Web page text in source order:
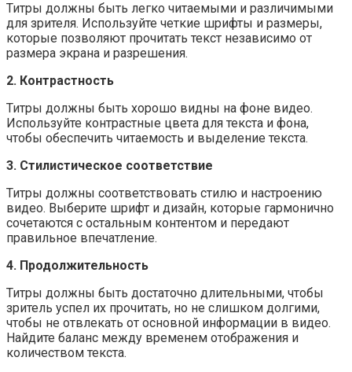
Титры должны быть легко читаемыми и различимыми
для зрителя. Используйте четкие шрифты и размеры,
которые позволяют прочитать текст независимо от
размера экрана и разрешения.
2. Контрастность
Титры должны быть хорошо видны на фоне видео.
Используйте контрастные цвета для текста и фона,
чтобы обеспечить читаемость и выделение текста.
3. Стилистическое соответствие
Титры должны соответствовать стилю и настроению
видео. Выберите шрифт и дизайн, которые гармонично
сочетаются с остальным контентом и передают
правильное впечатление.
4. Продолжительность
Титры должны быть достаточно длительными, чтобы
зритель успел их прочитать, но не слишком долгими,
чтобы не отвлекать от основной информации в видео.
Найдите баланс между временем отображения и
количеством текста.